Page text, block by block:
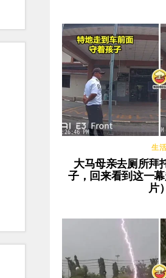
生活
大马母亲去厕所拜
子，回来看到这一
片）